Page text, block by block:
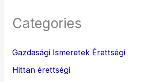
Categories
Gazdasági Ismeretek Érettségi
Hittan érettségi